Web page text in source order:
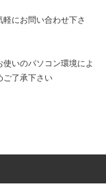
軽にお問い合わせ下さ
いのパソコン環境によ
ご了承下さい